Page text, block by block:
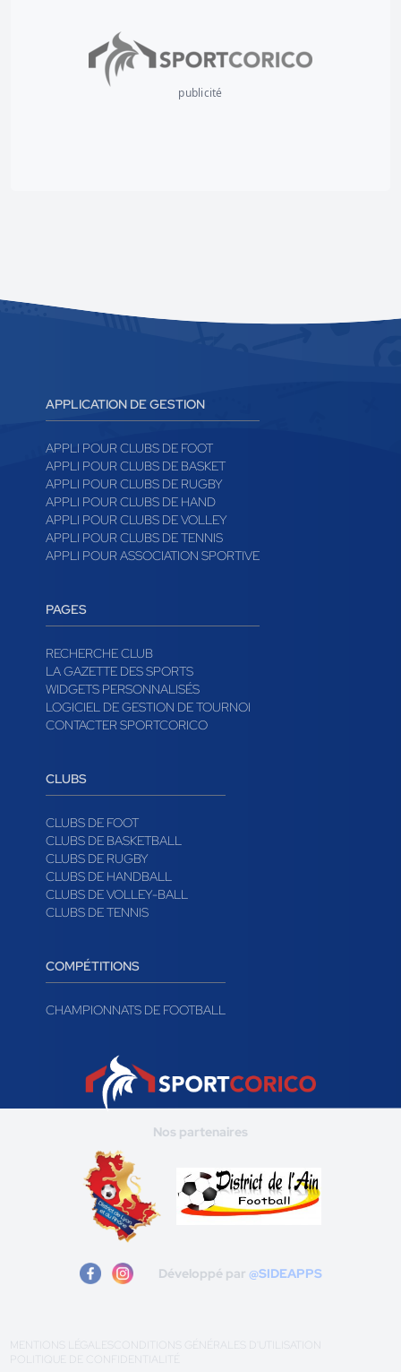
publicité
APPLICATION DE GESTION
APPLI POUR CLUBS DE FOOT
APPLI POUR CLUBS DE BASKET
APPLI POUR CLUBS DE RUGBY
APPLI POUR CLUBS DE HAND
APPLI POUR CLUBS DE VOLLEY
APPLI POUR CLUBS DE TENNIS
APPLI POUR ASSOCIATION SPORTIVE
PAGES
RECHERCHE CLUB
LA GAZETTE DES SPORTS
WIDGETS PERSONNALISÉS
LOGICIEL DE GESTION DE TOURNOI
CONTACTER SPORTCORICO
CLUBS
CLUBS DE FOOT
CLUBS DE BASKETBALL
CLUBS DE RUGBY
CLUBS DE HANDBALL
CLUBS DE VOLLEY-BALL
CLUBS DE TENNIS
COMPÉTITIONS
CHAMPIONNATS DE FOOTBALL
Nos partenaires
Développé par @SIDEAPPS
MENTIONS LÉGALES
CONDITIONS GÉNÉRALES D'UTILISATION
POLITIQUE DE CONFIDENTIALITÉ